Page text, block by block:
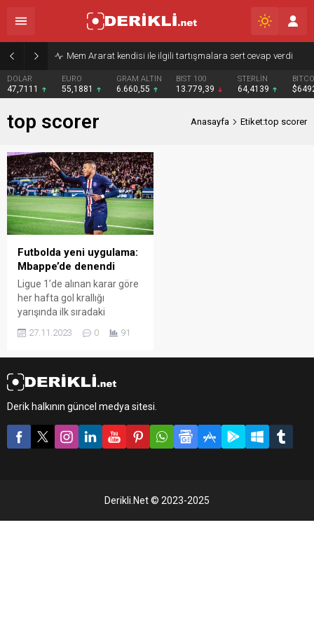
Mem Ararat kendisi ile ilgili tartışmalara sert cevap verdi
DOLAR
47,7111
EURO
55,1881
GRAM ALTIN
6.660,55
BIST 100
13.779,39
STERLİN
64,4139
top scorer Anasayfa Etiket:top scorer
Futbolda yeni uygulama:
Mbappe’de denendi
Ligue 1’de alınan karar göre
her hafta gol krallığı
yarışında ilk sıradaki
“top scorer (en golcü)”
27.11.2023 0 91
Derik halkının güncel medya sitesi.
Derikli.Net © 2023-2025